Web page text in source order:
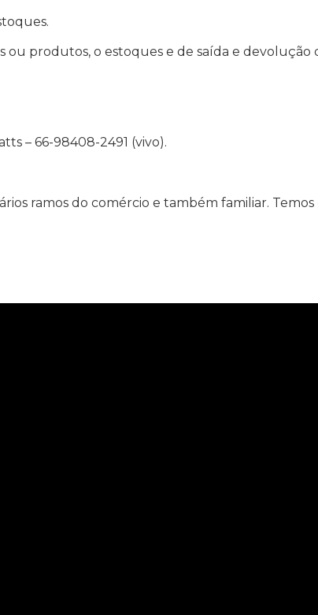
ou produtos, o estoques e de saída e devolução
– 66-98408-2491 (vivo).
ramos do comércio e também familiar.